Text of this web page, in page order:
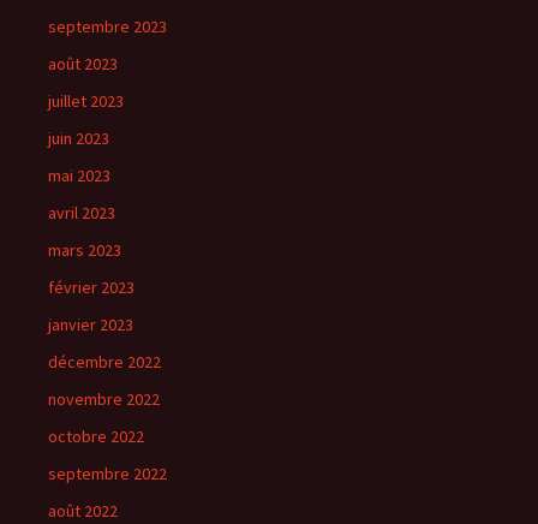
septembre 2023
août 2023
juillet 2023
juin 2023
mai 2023
avril 2023
mars 2023
février 2023
janvier 2023
décembre 2022
novembre 2022
octobre 2022
septembre 2022
août 2022